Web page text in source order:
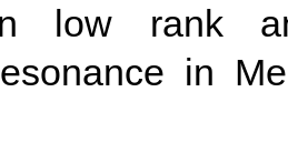
low rank
in